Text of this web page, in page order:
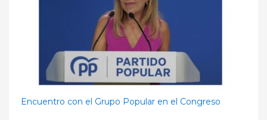
Encuentro con el Grupo Popular en el Congreso